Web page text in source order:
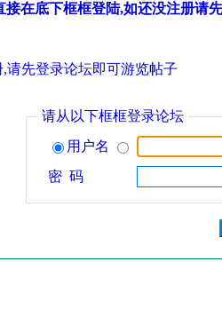
接在底下框框登陆,如还没注册请
请先登录论坛即可游览帖子
请从以下框框登录论坛
用户名
密 码